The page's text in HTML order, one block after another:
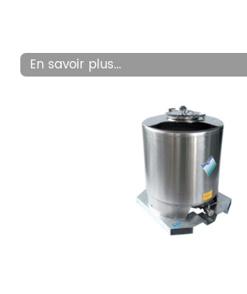
En savoir plus...